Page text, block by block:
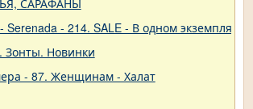
САРАФАНЫ
- 214. SALE - В одном экземпляре!
Зонты. Новинки
- 87. Женщинам - Халат